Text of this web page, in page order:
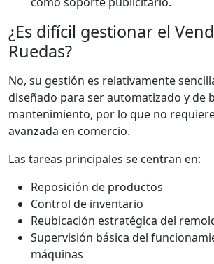
¿Es difícil gestionar el
Ruedas?
No, su gestión es relativamente
diseñado para ser automatizado y de
mantenimiento, por lo que no
avanzada en comercio.
Las tareas principales se centran en:
Reposición de productos
Control de inventario
Reubicación estratégica del
Supervisión básica del
máquinas